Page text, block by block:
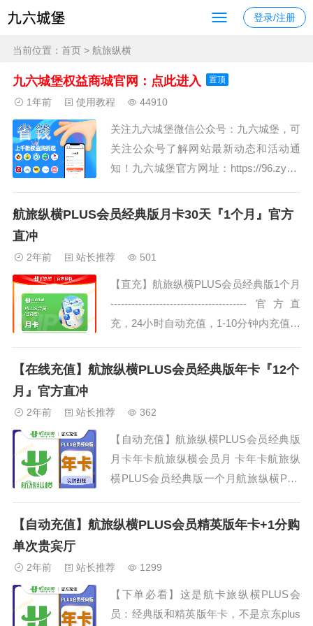
登录/注册
当前位置： 首页 > 航旅纵横
九六城堡权益商城官网：点此进入 置顶
1年前 使用教程 44910
关注九六城堡微信公众号：九六城堡，可
关注公众号了解网站最新动态和活动通
知！九六城堡官方网址：https://96.zybk.
信号：jiaxia96，联系QQ：32994711网站
读、交通出行、阅...
航旅纵横PLUS会员经典版月卡30天『1个月』官方
直冲
2年前 站长推荐 501
【直充】航旅纵横PLUS会员经典版1个月
--------------------------------------- 官方直
充，24小时自动充值，1-10分钟内充值到
航旅纵横PLUS会员，不是京东...
【在线充值】航旅纵横PLUS会员经典版年卡『12个
月』官方直冲
2年前 站长推荐 362
【自动充值】航旅纵横PLUS会员经典版
月卡年卡航旅纵横会员月 卡年卡航旅纵
横PLUS会员经典版一个月航旅纵横PLU
典版1个月航旅纵横PLUS会员经典版1年
旅纵横PLUS会员【...
【自动充值】航旅纵横PLUS会员精英版年卡+1分购
单次贵宾厅
2年前 站长推荐 1299
【下单必看】这是航卡旅纵横PLUS会
员：经典版和精英版年卡，不是京东plus